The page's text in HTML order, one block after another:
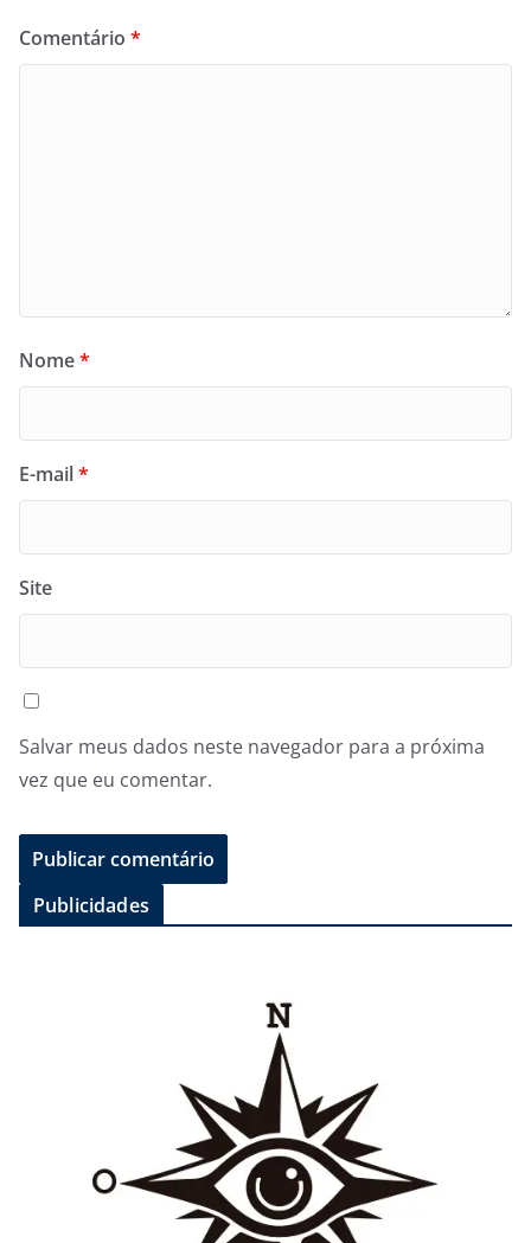
Comentário *
Nome*
E-mail*
Site
Salvar meus dados neste navegador para a próxima
vez que eu comentar.
Publicidades